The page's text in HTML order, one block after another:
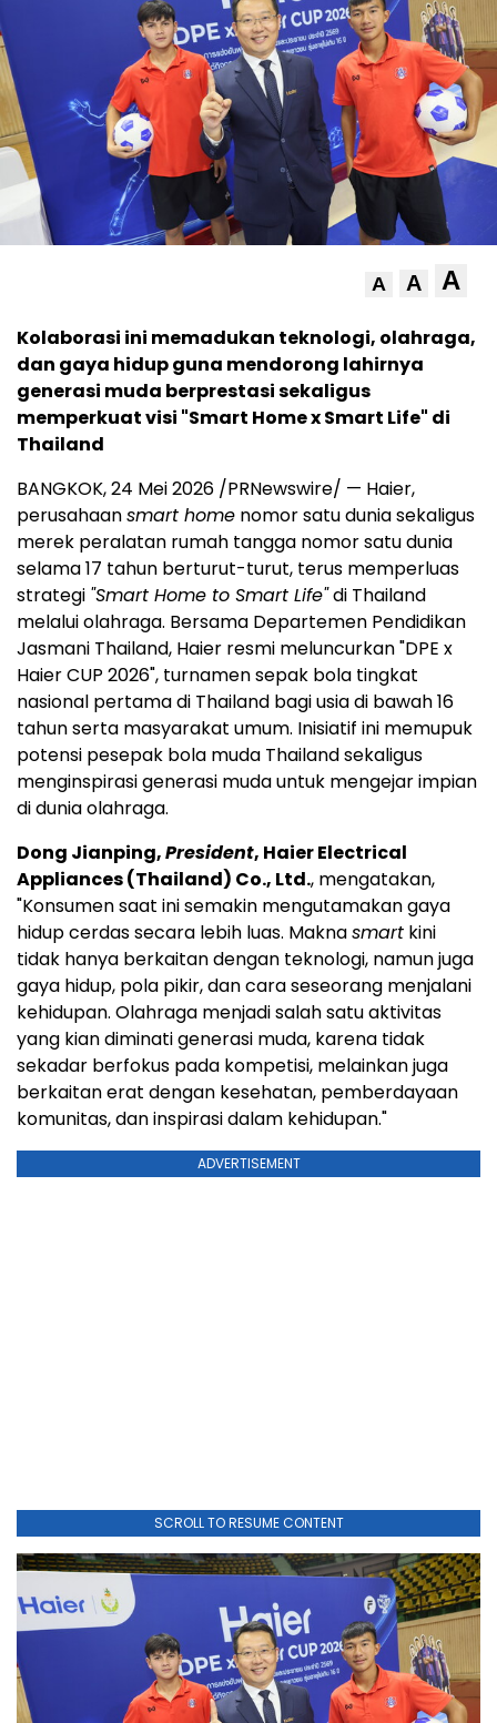
A A A
Kolaborasi ini memadukan teknologi, olahraga,
dan gaya hidup guna mendorong lahirnya
generasi muda berprestasi sekaligus
memperkuat visi "Smart Home x Smart Life" di
Thailand
BANGKOK, 24 Mei 2026 /PRNewswire/ — Haier,
perusahaansmart home nomor satu dunia sekaligus
merek peralatan rumah tangga nomor satu dunia
selama 17 tahun berturut-turut, terus memperluas
strategi "Smart Home to Smart Life"di Thailand
melalui olahraga. Bersama Departemen Pendidikan
Jasmani Thailand, Haier resmi meluncurkan "DPE x
Haier CUP 2026", turnamen sepak bola tingkat
nasional pertama di Thailand bagi usia di bawah 16
tahun serta masyarakat umum. Inisiatif ini memupuk
potensi pesepak bola muda Thailand sekaligus
menginspirasi generasi muda untuk mengejar impian
di dunia olahraga.
Dong Jianping,President, Haier Electrical
Appliances (Thailand) Co., Ltd., mengatakan,
"Konsumen saat ini semakin mengutamakan gaya
hidup cerdas secara lebih luas. Maknasmart kini
tidak hanya berkaitan dengan teknologi, namun juga
gaya hidup, pola pikir, dan cara seseorang menjalani
kehidupan. Olahraga menjadi salah satu aktivitas
yang kian diminati generasi muda, karena tidak
sekadar berfokus pada kompetisi, melainkan juga
berkaitan erat dengan kesehatan, pemberdayaan
komunitas, dan inspirasi dalam kehidupan."
ADVERTISEMENT
SCROLL TO RESUME CONTENT